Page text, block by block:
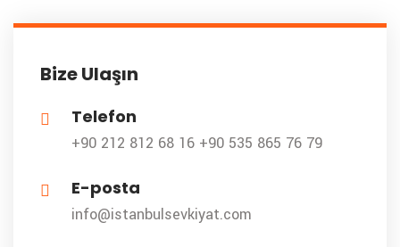
Bize Ulaşın
Telefon
+90 212 812 68 16 +90 535 865 76 79
E-posta
info@istanbulsevkiyat.com